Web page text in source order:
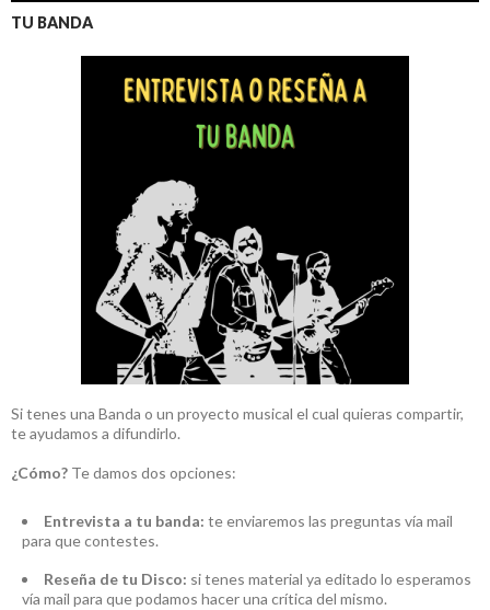
TU BANDA
Si tenes una Banda o un proyecto musical el cual quieras compartir,
te ayudamos a difundirlo.
¿Cómo? Te damos dos opciones:
Entrevista a tu banda: te enviaremos las preguntas vía mail
para que contestes.
Reseña de tu Disco: si tenes material ya editado lo esperamos
vía mail para que podamos hacer una crítica del mismo.